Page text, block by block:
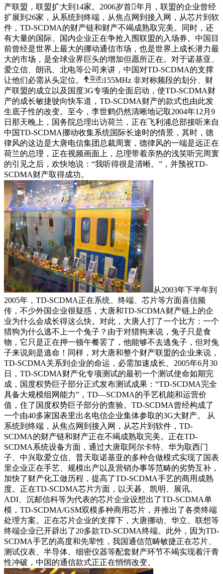
产联盟，联盟扩大到14家。2006岁首年月，联盟的企业曾经
扩展到26家，从系统到终端，从焦点网到接入网，从芯片到软
件，TD-SCDMA的财产链和财产不竭成熟取完美。同时，还
有大量的国际、国内企业正在争抢入围联盟的入场券。中国目
前曾经是世界上最大的挪动通信市场，也是世界上成长潜力最
大的市场，是全球业界巨头的增加但愿所正在。对于诺基亚、
爱立信、朗讯、北电等公司来讲，中国对TD-SCDMA的支撑
让他们必需从头定位。
155MHz 非对称频段的划分、财
产联盟的成立以及国度3G专项的全面启动，使TD-SCDMA财
产的成长敏捷驶向快车道，TD-SCDMA财产的款式也由此发
生底子性的改变。至今，李世鹤仍然清晰地记取2004年12月9
日那天晚上，国务院总理出访荷兰，正在飞利浦总部接听来自
中国TD-SCDMA挪动收集系统国际长途时的情景，其时，德
律风的这边是大唐电信集团总裁周寰，德律风的一端是远正在
荷兰的总理，正在视频画面上，总理带着亲热的浅笑听完周寰
的引见之后，欢快地说：“我听得很是清晰。”，并预祝TD-
SCDMA财产取得成功。
从2003年下半年到
2005年，TD-SCDMA正在系统、终端、芯片等方面喜信频
传，不少外国企业很疑惑，大唐和TD-SCDMA财产链上的企
业为什么会成长得这么快。对此，大唐人打了一个比方：一个
猎狗为什么逃不上一个兔子？由于对猎狗来说，兔子只是食
物，它只是正在押一顿午餐罢了，他能够不去逃兔子，但对兔
子来说则是逃命！同样，对大唐和整个财产联盟的企业来说，
TD-SCDMA关系到企业的命运，必需加速成长。2005年6月30
日，TD-SCDMA财产化专项测试的最初一个测试使命如期完
成，国度权势巨子部分正式发布测试成果：“TD-SCDMA完全
具备大规模组网能力”，TD—SCDMA的手艺机能和运营价
值，住了国度权势巨子部分的查验。TD-SCDMA曾经构成了
一个由40多家国表里出名电信企业集体参取的3G大财产。 从
系统到终端，从焦点网到接入网，从芯片到软件，TD-
SCDMA的财产链和财产正在不竭成熟取完美。正在TD-
SCDMA系统设备方面，通过大唐取阿尔卡特、华为取西门
子、中兴取爱立信、普天取诺基亚的多种合做模式实现了国表
里企业正在手艺、规模出产以及营销办事等范畴的劣势互补，
加快了财产化工做历程，提高了TD-SCDMA手艺的商用成熟
度。正在TD-SCDMA芯片方面，以天碁、凯明、展讯、
ADI、沉邮信科等为代表的芯片企业设想出了TD-SCDMA单
模，TD-SCDMA/GSM双模多种商用芯片，并推出了各类终端
处理方案。正在芯片企业的支撑下，大唐挪动、华立、联想等
终端企业已开辟出了20多款TD-SCDMA终端。此外，因为TD-
SCDMA手艺的高度和先辈性，我国通信范畴敏捷正在芯片、
测试仪表、半导体、细密仪器等配套财产环节不竭实现着汗青
性冲破，中国的通信款式正正在悄悄改变。